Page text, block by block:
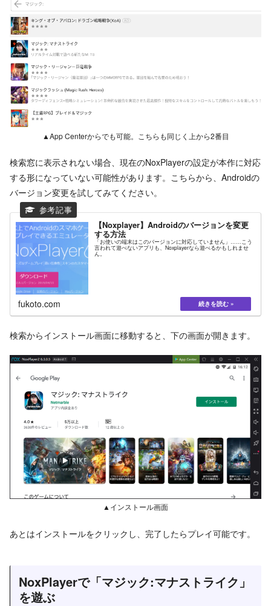
▲App Centerからでも可能。こちらも同じく上から2番目
検索窓に表示されない場合、現在のNoxPlayerの設定が本作に対応
する形になっていない可能性があります。こちらから、Androidの
バージョン変更を試してみてください。
【Noxplayer】Androidのバージョンを変更
する方法
「お使いの端末はこのバージョンに対応していません」……こう
言われて遊べないアプリも、Noxplayerなら遊べるかもしれませ
ん。
fukoto.com
検索からインストール画面に移動すると、下の画面が開きます。
▲インストール画面
あとはインストールをクリックし、完了したらプレイ可能です。
NoxPlayerで「マジック:マナストライク」
を遊ぶ